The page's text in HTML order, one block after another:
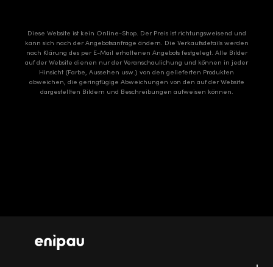
Diese Website ist kein Online-Shop. Der Preis ist richtungsweisend und
kann sich nach der Angebotsanfrage ändern. Die Verkaufsdetails werden
nach Klärung des per E-Mail erhaltenen Angebots festgelegt. Alle Bilder
auf der Website dienen nur der Veranschaulichung und können in jeder
Hinsicht (Farbe, Aussehen usw.) von den gelieferten Produkten
abweichen, die geringfügige Abweichungen von den auf der Website
dargestellten Bildern und Beschreibungen aufweisen können.